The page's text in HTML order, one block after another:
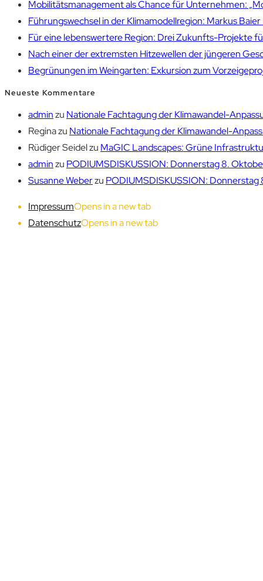
Mobilitätsmanagement als Chance für Unternehmen:
Führungswechsel in der Klimamodellregion: Markus
Für eine lebenswertere Region: Drei Zukunfts-Projekte
Nach einer der extremsten Hitzewellen der jüngeren
Begrünungen im Weingarten: Exkursion zum
Neueste Kommentare
adminzu Nationale Fachtagung der Klimawandel-
Reginazu Nationale Fachtagung der Klimawandel-
Rüdiger Seidelzu MaGIC Landscapes: Grüne
adminzu PODIUMSDISKUSSION: Donnerstag 8.
Susanne Weberzu PODIUMSDISKUSSION: Donnerstag
ImpressumOpens in a new tab
DatenschutzOpens in a new tab